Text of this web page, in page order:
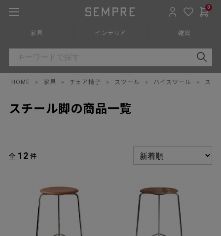
0
家具 インテリア 雑貨
HOME » 家具 » チェア椅子 » スツール » ハイスツール » スチ
スチール脚の商品一覧
全 12 件